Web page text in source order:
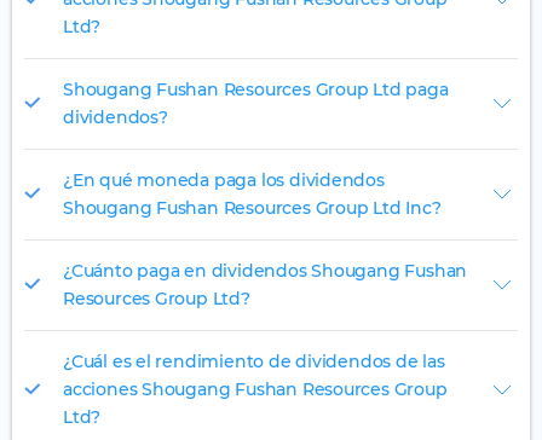
Ltd?
Shougang Fushan Resources Group Ltd paga
dividendos?
¿En qué moneda paga los dividendos
Shougang Fushan Resources Group Ltd Inc?
¿Cuánto paga en dividendos Shougang Fushan
Resources Group Ltd?
¿Cuál es el rendimiento de dividendos de las
acciones Shougang Fushan Resources Group
Ltd?